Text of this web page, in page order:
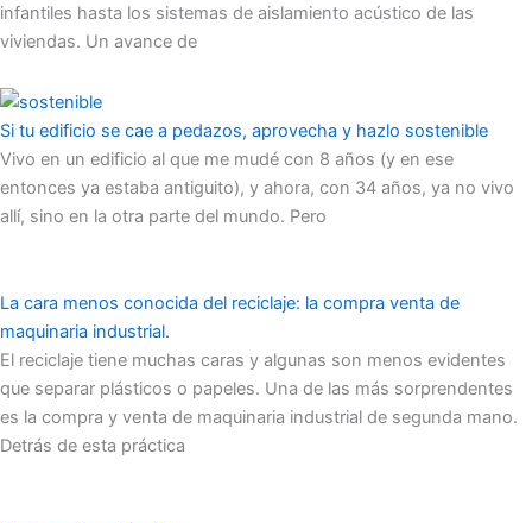
infantiles hasta los sistemas de aislamiento acústico de las
viviendas. Un avance de
Si tu edificio se cae a pedazos, aprovecha y hazlo sostenible
Vivo en un edificio al que me mudé con 8 años (y en ese
entonces ya estaba antiguito), y ahora, con 34 años, ya no vivo
allí, sino en la otra parte del mundo. Pero
La cara menos conocida del reciclaje: la compra venta de
maquinaria industrial.
El reciclaje tiene muchas caras y algunas son menos evidentes
que separar plásticos o papeles. Una de las más sorprendentes
es la compra y venta de maquinaria industrial de segunda mano.
Detrás de esta práctica